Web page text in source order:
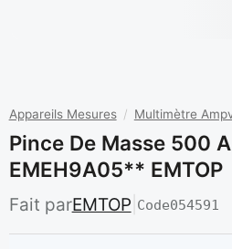
Appareils Mesures / Multimètre
Pince De Masse 500
EMEH9A05** EMTOP
Fait parEMTOP Code054591